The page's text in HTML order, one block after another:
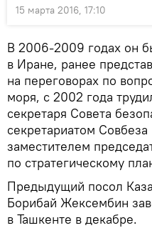
15 марта 2016, 17:10
В 2006-2009 годах он
в Иране, ранее
на переговорах по
моря, с 2002 года
секретаря Совета
секретариатом
заместителем
по стратегическому
Предыдущий посол
Борибай Жексембин
в Ташкенте в декабре.